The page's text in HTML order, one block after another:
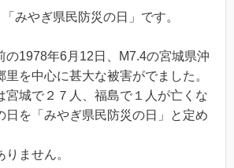
みやぎ県民防災の日」です。
の1978年6月12日、M7.4の宮城県沖
を中心に甚大な被害がでました。
宮城で２７人、福島で１人が亡くな
日を「みやぎ県民防災の日」と定め
ません。